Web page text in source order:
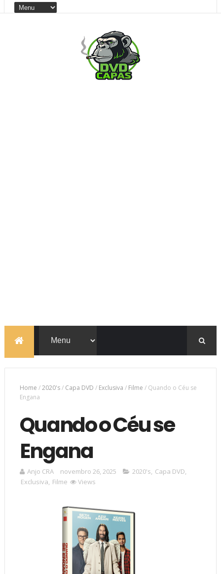
Home /2020's/ Capa DVD / Exclusiva / Filme / Quando o Céu se
Engana
Quando o Céu se
Engana
Anjo CRA novembro 26, 2025 2020's, Capa DVD,
Exclusiva, Filme Views